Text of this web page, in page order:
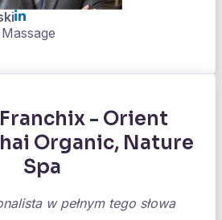
- Orient
Organic, Nature
Spa
w pełnym tego słowa